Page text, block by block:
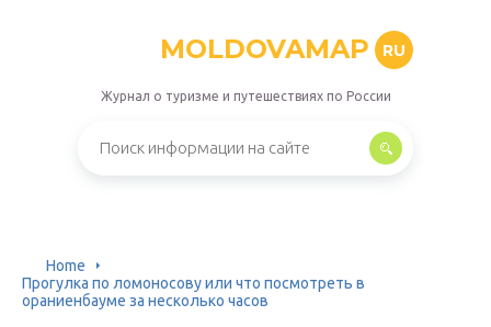
MOLDOVAMAP RU
Журнал о туризме и путешествиях по России
Home
Прогулка по ломоносову или что посмотреть в
ораниенбауме за несколько часов